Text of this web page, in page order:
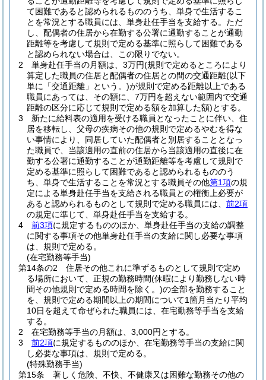
て困難であると認められるもののうち、単身で生活するこ
とを常況とする職員には、単身赴任手当を支給する。 ただ
し、配偶者の住居から在勤する公署に通勤することが通勤
距離等を考慮して規則で定める基準に照らして困難である
と認められない場合は、この限りでない。
2
単身赴任手当の月額は、3万円(規則で定めるところにより
算定した職員の住居と配偶者の住居との間の交通距離(以下
単に「交通距離」という。)が規則で定める距離以上である
職員にあっては、その額に、7万円を超えない範囲内で交通
距離の区分に応じて規則で定める額を加算した額)とする。
3
新たに給料表の適用を受ける職員となったことに伴い、住
居を移転し、父母の疾病その他の規則で定めるやむを得な
い事情により、同居していた配偶者と別居することとなっ
た職員で、当該適用の直前の住居から当該適用の直後に在
勤する公署に通勤することが通勤距離等を考慮して規則で
定める基準に照らして困難であると認められるもののう
ち、単身で生活することを常況とする職員その他第1項の規
定による単身赴任手当を支給される職員との権衡上必要が
あると認められるものとして規則で定める職員には、 前2項
の規定に準じて、単身赴任手当を支給する。
4
前3項に規定するもののほか、単身赴任手当の支給の調整
に関する事項その他単身赴任手当の支給に関し必要な事項
は、規則で定める。
(在宅勤務等手当)
第14条の2
住居その他これに準ずるものとして規則で定め
る場所において、正規の勤務時間(休暇により勤務しない時
間その他規則で定める時間を除く。)の全部を勤務すること
を、規則で定める期間以上の期間について1箇月当たり平均
10日を超えて命ぜられた職員には、在宅勤務等手当を支給
する。
2
在宅勤務等手当の月額は、3,000円とする。
3
前2項に規定するもののほか、在宅勤務等手当の支給に関
し必要な事項は、規則で定める。
(特殊勤務手当)
第15条
著しく危険、不快、不健康又は困難な勤務その他の